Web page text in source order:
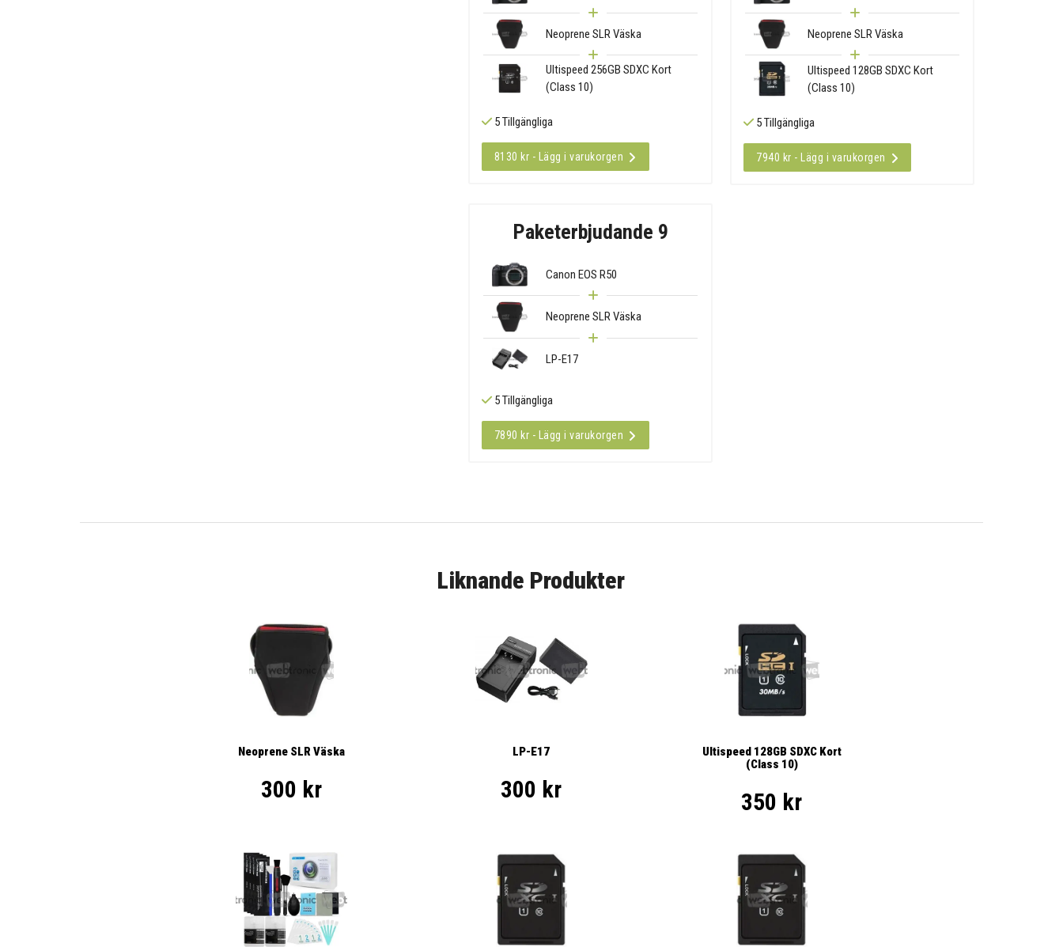
Neoprene SLR Väska
Ultispeed 256GB SDXC Kort
(Class 10)
5 Tillgängliga
8130 kr - Lägg i varukorgen
Neoprene SLR Väska
Ultispeed 128GB SDXC Kort
(Class 10)
5 Tillgängliga
7940 kr - Lägg i varukorgen
Paketerbjudande 9
Canon EOS R50
Neoprene SLR Väska
LP-E17
5 Tillgängliga
7890 kr - Lägg i varukorgen
Liknande Produkter
Neoprene SLR Väska
300 kr
LP-E17
300 kr
Ultispeed 128GB SDXC Kort
(Class 10)
350 kr